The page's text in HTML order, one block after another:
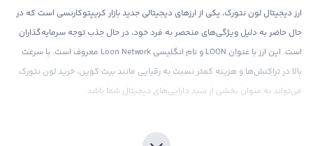
ارز دیجیتال لون نتورک، یکی از ارزهای دیجیتالی جدید بازار کریپتوکارنسی است که در
حال حاضر به دلیل ویژگی‌های منحصر به فرد خود، در حال جذب توجه سرمایه‌گذاران
است. این ارز با عنوان LOON و نام انگلیسی Loon Network معروف است. با سرعت
بالا در تراکنش‌ها و هزینه کمتر نسبت به رقبایی مانند بیت کوین، خرید لون نتورک
می‌تواند به عنوان بخشی از سبد دارایی‌های دیجیتال شما باشد.
صرافی با ارائه قیمت‌های رقابتی و کارمزد مناسب، امکان خرید لون نتورک را به